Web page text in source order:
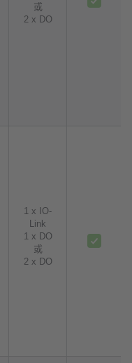
或
2 x DO
1 x IO-
Link
1 x DO
或
2 x DO